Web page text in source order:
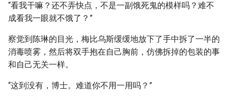
“看我干嘛？还不弄快点，不是一副饿死鬼的模样吗？难不
成看我一眼就不饿了？”
察觉到陈琳的目光，梅比乌斯缓缓地放下了手中拆了一半的
消毒喷雾，然后将双手抱在自己胸前，仿佛拆掉的包装的事
和自己无关一样。
“这到没有，博士。难道你不用一用吗？”